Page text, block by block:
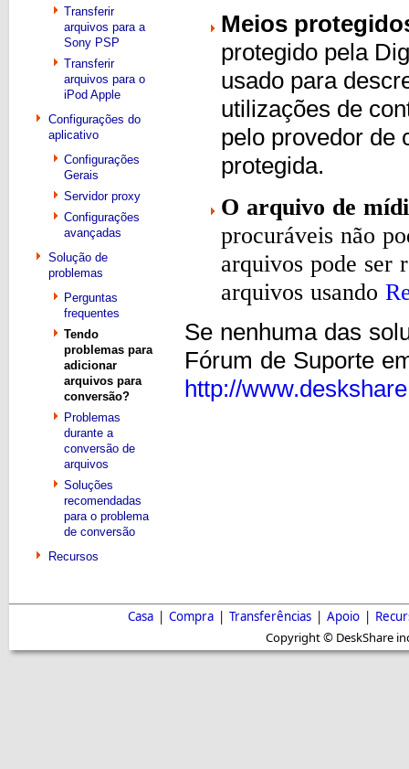
Transferir
arquivos para a
Sony PSP
Transferir
arquivos para o
iPod Apple
Configurações do
aplicativo
Configurações
Gerais
Servidor proxy
Configurações
avançadas
Solução de
problemas
Perguntas
frequentes
Tendo
problemas para
adicionar
arquivos para
conversão?
Problemas
durante a
conversão de
arquivos
Soluções
recomendadas
para o problema
de conversão
Recursos
Meios
protegido pela
usado para
utilizações de
pelo provedor de
protegida.
O arquivo de
procuráveis ​​não
arquivos pode ser
arquivos usando
Se nenhuma das
Fórum de Suporte
http://
Casa | Compra | Transferências | Apoio |
Copyright © DeskShare